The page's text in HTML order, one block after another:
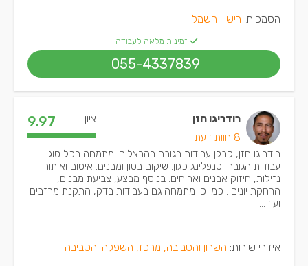
הסמכות: רישיון חשמל
זמינות מלאה לעבודה
055-4337839
רודריגו חזן
8 חוות דעת
ציון: 9.97
רודריגו חזן, קבלן עבודות בגובה בהרצליה. מתמחה בכל סוגי
עבודות הגובה וסנפלינג כגון: שיקום בטון ומבנים. איטום ואיתור
נזילות, חיזוק אבנים ואריחים. בנוסף מבצע, צביעת מבנים,
הרחקת יונים . כמו כן מתמחה גם בעבודות בדק, התקנת מרזבים
ועוד....
איזורי שירות: השרון והסביבה, מרכז, השפלה והסביבה